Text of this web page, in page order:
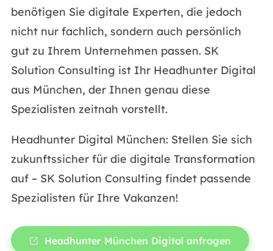
benötigen Sie digitale Experten, die jedoch
nicht nur fachlich, sondern auch persönlich
gut zu Ihrem Unternehmen passen. SK
Solution Consulting ist Ihr Headhunter Digital
aus München, der Ihnen genau diese
Spezialisten zeitnah vorstellt.
Headhunter Digital München: Stellen Sie sich
zukunftssicher für die digitale Transformation
auf – SK Solution Consulting findet passende
Spezialisten für Ihre Vakanzen!
Headhunter München Digital anfragen